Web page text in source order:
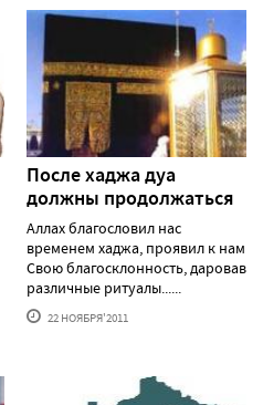
После хаджа дуа
должны продолжаться
Аллах благословил нас
временем хаджа, проявил к нам
Свою благосклонность, даровав
различные ритуалы......
22 НОЯБРЯ'2011